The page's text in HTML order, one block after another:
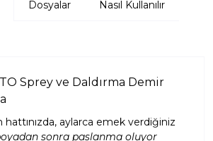
Dosyalar Nasıl Kullanılır
Sprey ve Daldırma Demir
aylarca emek verdiğiniz
sonra paslanma oluyor